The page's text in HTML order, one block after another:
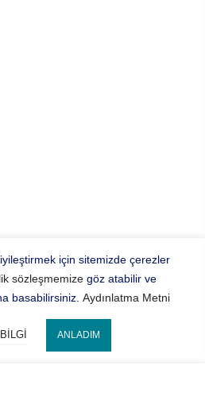
için sitemizde çerezler
sözleşmemizegöz atabilir ve
basabilirsiniz. Aydınlatma Metni
ANLADIM